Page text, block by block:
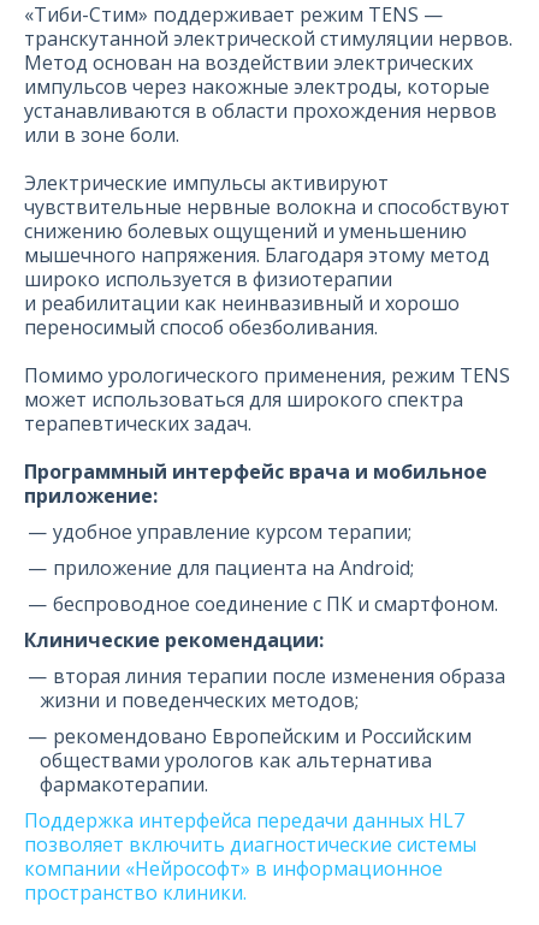
«Тиби-Стим» поддерживает режим TENS —
транскутанной электрической стимуляции нервов.
Метод основан на воздействии электрических
импульсов через накожные электроды, которые
устанавливаются в области прохождения нервов
или в зоне боли.
Электрические импульсы активируют
чувствительные нервные волокна и способствуют
снижению болевых ощущений и уменьшению
мышечного напряжения. Благодаря этому метод
широко используется в физиотерапии
и реабилитации как неинвазивный и хорошо
переносимый способ обезболивания.
Помимо урологического применения, режим TENS
может использоваться для широкого спектра
терапевтических задач.
Программный интерфейс врача и мобильное
приложение:
удобное управление курсом терапии;
приложение для пациента на Android;
беспроводное соединение с ПК и смартфоном.
Клинические рекомендации:
вторая линия терапии после изменения образа
жизни и поведенческих методов;
рекомендовано Европейским и Российским
обществами урологов как альтернатива
фармакотерапии.
Поддержка интерфейса передачи данных HL7
позволяет включить диагностические системы
компании «Нейрософт» в информационное
пространство клиники.